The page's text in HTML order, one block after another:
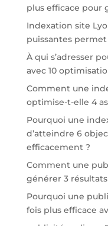
plus efficace pour
Indexation site
puissantes
À qui s’adresser
avec 10
Comment une
optimise-t-elle 4
Pourquoi une
d’atteindre 6
efficacement ?
Comment une
générer 3
Pourquoi une
fois plus efficace